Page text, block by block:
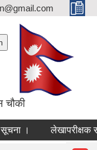
चौकी
। लेखापरीक्षक